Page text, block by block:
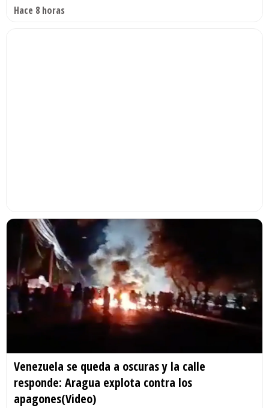
Hace 8 horas
Venezuela se queda a oscuras y la calle
responde: Aragua explota contra los
apagones(Video)